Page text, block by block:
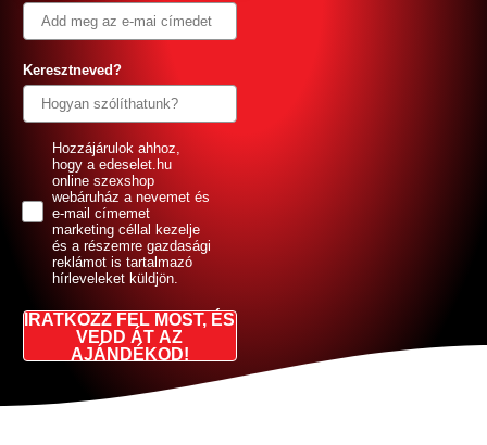
Keresztneved?
GDPRHozzájárulok ahhoz,
hogy a edeselet.hu
online szexshop
webáruház a nevemet és
e-mail címemet
marketing céllal kezelje
és a részemre gazdasági
reklámot is tartalmazó
hírleveleket küldjön.
IRATKOZZ FEL MOST, ÉS
VEDD ÁT AZ
AJÁNDÉKOD!